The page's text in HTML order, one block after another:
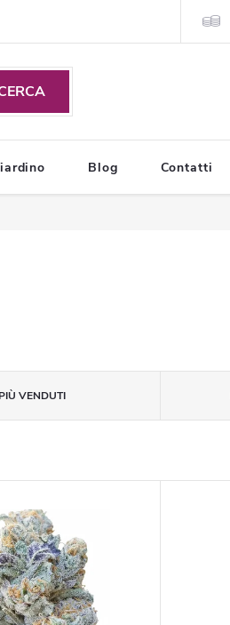
Blog Contatti
VENDUTI